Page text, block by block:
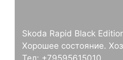
Skoda Rapid Black
Хорошее состояние.
Тел: +79595615010 ...